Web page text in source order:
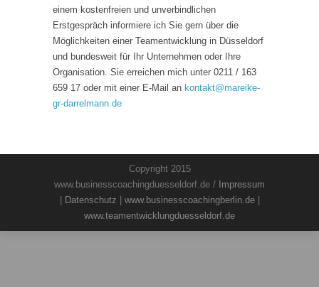
einem kostenfreien und unverbindlichen
Erstgespräch informiere ich Sie gern über die
Möglichkeiten einer Teamentwicklung in Düsseldorf
und bundesweit für Ihr Unternehmen oder Ihre
Organisation. Sie erreichen mich unter 0211 / 163
659 17 oder mit einer E-Mail an kontakt@mareike-
gr-darrelmann.de
Copyright 2015
www.businesscoachingduesseldorf.de / Impressum
Datenschutz www.businesscoachingberlin.de|
www.teamentwicklungduesseldorf.de